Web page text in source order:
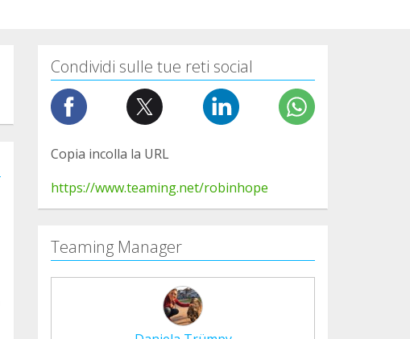
Condividi sulle tue reti social
Copia incolla la URL
https://www.teaming.net/robinhope
Teaming Manager